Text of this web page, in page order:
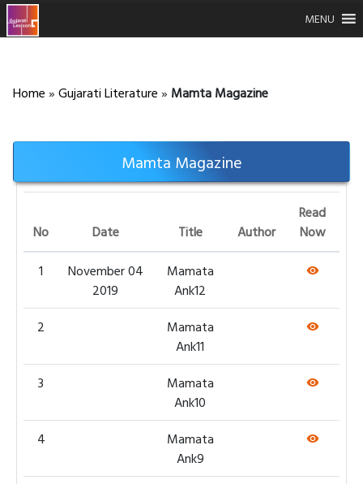
MENU
Home » Gujarati Literature » Mamta Magazine
Mamta Magazine
No Date Title Author
Read
Now
1
November 04
2019
Mamata
Ank12
2
Mamata
Ank11
3
Mamata
Ank10
4
Mamata
Ank9